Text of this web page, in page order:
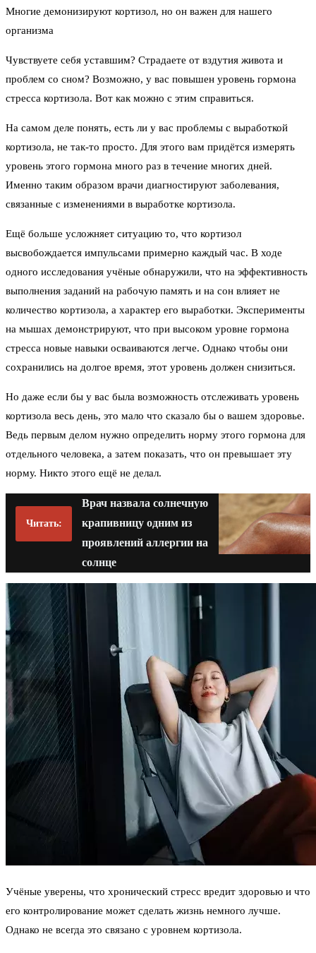
Многие демонизируют кортизол, но он важен для нашего
организма
Чувствуете себя уставшим? Страдаете от вздутия живота и
проблем со сном? Возможно, у вас повышен уровень гормона
стресса кортизола. Вот как можно с этим справиться.
На самом деле понять, есть ли у вас проблемы с выработкой
кортизола, не так-то просто. Для этого вам придётся измерять
уровень этого гормона много раз в течение многих дней.
Именно таким образом врачи диагностируют заболевания,
связанные с изменениями в выработке кортизола.
Ещё больше усложняет ситуацию то, что кортизол
высвобождается импульсами примерно каждый час. В ходе
одного исследования учёные обнаружили, что на эффективность
выполнения заданий на рабочую память и на сон влияет не
количество кортизола, а характер его выработки. Эксперименты
на мышах демонстрируют, что при высоком уровне гормона
стресса новые навыки осваиваются легче. Однако чтобы они
сохранились на долгое время, этот уровень должен снизиться.
Но даже если бы у вас была возможность отслеживать уровень
кортизола весь день, это мало что сказало бы о вашем здоровье.
Ведь первым делом нужно определить норму этого гормона для
отдельного человека, а затем показать, что он превышает эту
норму. Никто этого ещё не делал.
Читать:
Врач назвала солнечную
крапивницу одним из
проявлений аллергии на
солнце
Учёные уверены, что хронический стресс вредит здоровью и что
его контролирование может сделать жизнь немного лучше.
Однако не всегда это связано с уровнем кортизола.